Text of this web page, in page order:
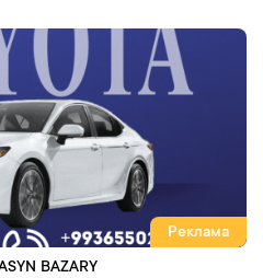
Реклама
BAZARY